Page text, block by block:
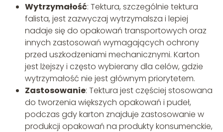
Wytrzymałość: Tektura, szczególnie tektura
falista, jest zazwyczaj wytrzymalsza i lepiej
nadaje się do opakowań transportowych oraz
innych zastosowań wymagających ochrony
przed uszkodzeniami mechanicznymi. Karton
jest lżejszy i często wybierany dla celów, gdzie
wytrzymałość nie jest głównym priorytetem.
Zastosowanie: Tektura jest częściej stosowana
do tworzenia większych opakowań i pudeł,
podczas gdy karton znajduje zastosowanie w
produkcji opakowań na produkty konsumenckie,